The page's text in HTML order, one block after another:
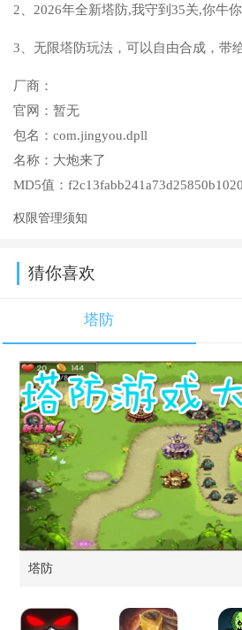
2、2026年全新塔防,我守到35关,你牛
3、无限塔防玩法，可以自由合成，带
厂商：
官网： 暂无
包名： com.jingyou.dpll
名称： 大炮来了
MD5值：
权限管理须知
猜你喜欢
塔防
塔防